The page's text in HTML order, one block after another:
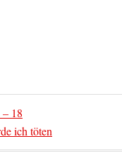
18
ich töten